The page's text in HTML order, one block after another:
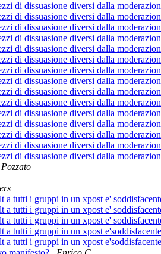
di dissuasione diversi dalla
di dissuasione diversi dalla
di dissuasione diversi dalla
di dissuasione diversi dalla
di dissuasione diversi dalla
di dissuasione diversi dalla
di dissuasione diversi dalla
di dissuasione diversi dalla
di dissuasione diversi dalla
di dissuasione diversi dalla
di dissuasione diversi dalla
di dissuasione diversi dalla
di dissuasione diversi dalla
di dissuasione diversi dalla
di dissuasione diversi dalla
a tutti i gruppi in un xpost e'
a tutti i gruppi in un xpost e'
a tutti i gruppi in un xpost e'
a tutti i gruppi in un xpost
a tutti i gruppi in un xpost